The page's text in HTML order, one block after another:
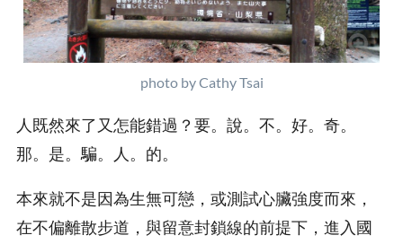
photo by Cathy Tsai
人既然來了又怎能錯過？要。說。不。好。奇。
那。是。騙。人。的。
本來就不是因為生無可戀，或測試心臟強度而來，
在不偏離散步道，與留意封鎖線的前提下，進入國